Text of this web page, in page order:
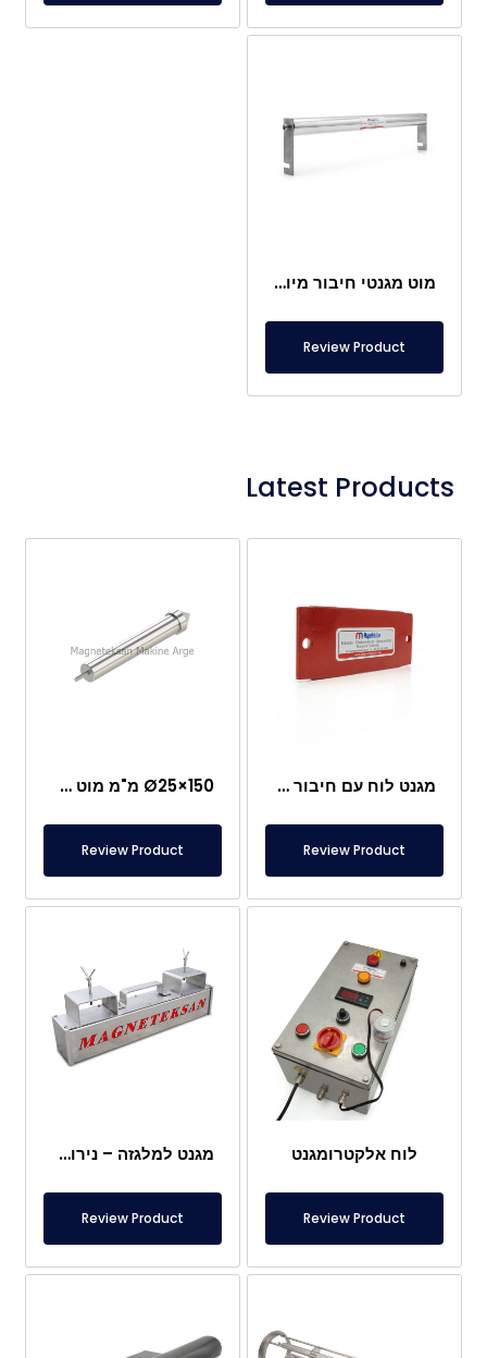
מוט מגנטי חיבור מיוחד Ø25×450 מ"מ
Review Product
Latest Products
מגנט לוח עם חיבור מיוחד מניאודימיום
Review Product
Ø25×150 מ"מ מוט מגנטי עם בורג מוט – ראש בצורת קליע
Review Product
לוח אלקטרומגנט
Review Product
מגנט למלגזה – נירוסטה מלאה – מרחק אפקטיבי 10 ס"מ – שחרור קל עם ידית
Review Product